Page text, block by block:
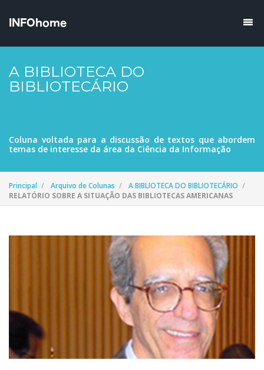
A BIBLIOTECA DO
BIBLIOTECÁRIO
Coluna voltada para a discussão de textos que abordem
temas de interesse da área da Ciência da Informação
Principal Arquivo de Colunas
A BIBLIOTECA DO BIBLIOTECÁRIO
RELATÓRIO SOBRE A SITUAÇÃO DAS BIBLIOTECAS AMERICANAS